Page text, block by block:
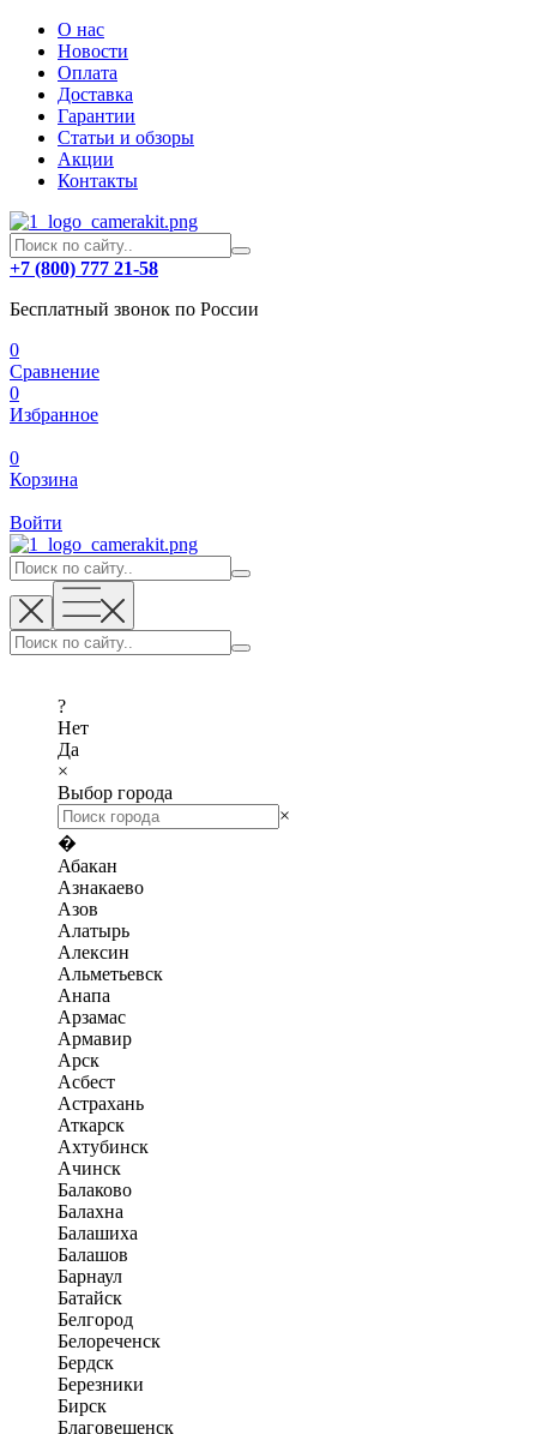
О нас
Новости
Оплата
Доставка
Гарантии
Статьи и обзоры
Акции
Контакты
+7 (800) 777 21-58
Бесплатный звонок по России
0
Сравнение
0
Избранное
0
Корзина
Войти
?
Нет
Да
×
Выбор города
×
�
Абакан
Азнакаево
Азов
Алатырь
Алексин
Альметьевск
Анапа
Арзамас
Армавир
Арск
Асбест
Астрахань
Аткарск
Ахтубинск
Ачинск
Балаково
Балахна
Балашиха
Балашов
Барнаул
Батайск
Белгород
Белореченск
Бердск
Березники
Бирск
Благовещенск